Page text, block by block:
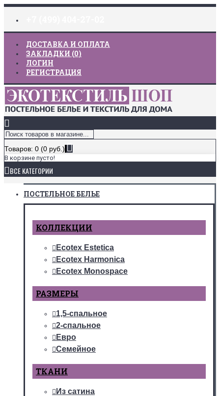
ДОСТАВКА И ОПЛАТА
ЗАКЛАДКИ (0)
ЛОГИН
РЕГИСТРАЦИЯ
Товаров: 0 (0 руб.)
В корзине пусто!
ВСЕ КАТЕГОРИИ
ПОСТЕЛЬНОЕ БЕЛЬЕ
КОЛЛЕКЦИИ
Ecotex Estetica
Ecotex Harmonica
Ecotex Monospace
РАЗМЕРЫ
1,5-спальное
2-спальное
Евро
Семейное
ТКАНИ
Из сатина